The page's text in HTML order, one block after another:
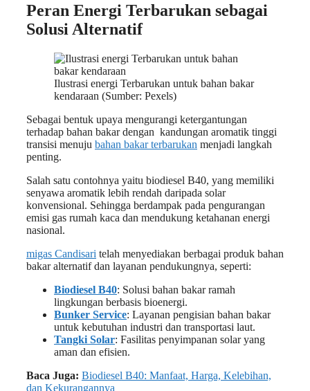
Peran Energi Terbarukan sebagai
Solusi Alternatif
Ilustrasi energi Terbarukan untuk bahan bakar
kendaraan (Sumber: Pexels)
Sebagai bentuk upaya mengurangi ketergantungan
terhadap bahan bakar dengan kandungan aromatik tinggi
transisi menuju bahan bakar terbarukan menjadi langkah
penting.
Salah satu contohnya yaitu biodiesel B40, yang memiliki
senyawa aromatik lebih rendah daripada solar
konvensional. Sehingga berdampak pada pengurangan
emisi gas rumah kaca dan mendukung ketahanan energi
nasional.
migas Candisari telah menyediakan berbagai produk bahan
bakar alternatif dan layanan pendukungnya, seperti:
Biodiesel B40: Solusi bahan bakar ramah
lingkungan berbasis bioenergi.
Bunker Service: Layanan pengisian bahan bakar
untuk kebutuhan industri dan transportasi laut.
Tangki Solar: Fasilitas penyimpanan solar yang
aman dan efisien.
Baca Juga: Biodiesel B40: Manfaat, Harga, Kelebihan,
dan Kekurangannya